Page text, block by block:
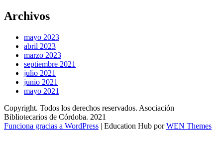
Archivos
mayo 2023
abril 2023
marzo 2023
septiembre 2021
julio 2021
junio 2021
mayo 2021
Copyright. Todos los derechos reservados. Asociación
Bibliotecarios de Córdoba. 2021
Funciona gracias a WordPress | Education Hub porWEN Themes